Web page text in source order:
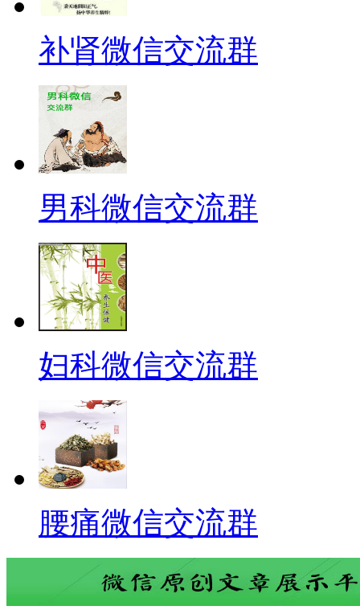
补肾微信交流群
男科微信交流群
妇科微信交流群
腰痛微信交流群